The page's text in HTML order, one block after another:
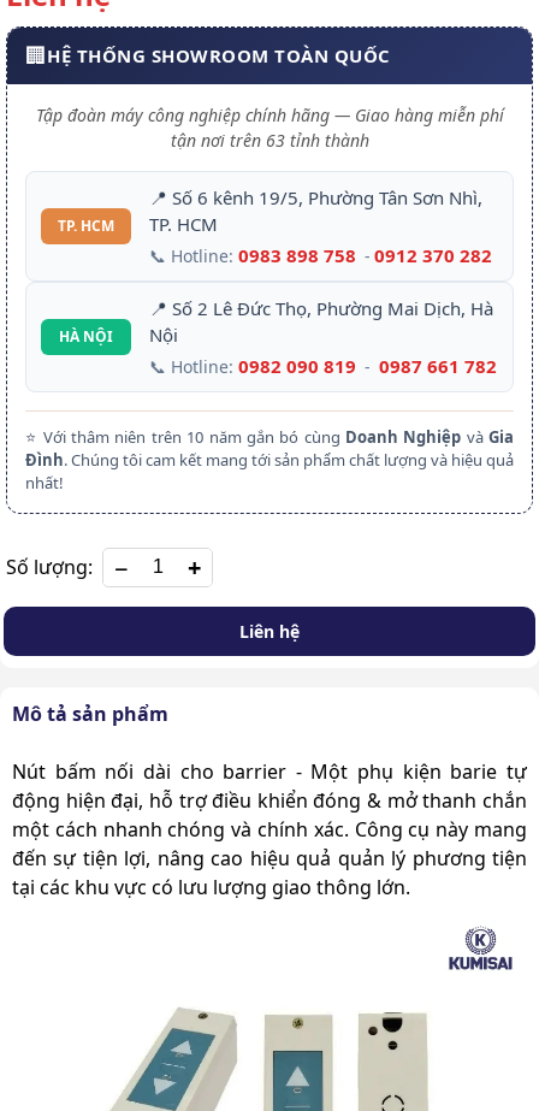
🏢HỆ THỐNG SHOWROOM TOÀN QUỐC
Tập đoàn máy công nghiệp chính hãng — Giao hàng miễn phí
tận nơi trên 63 tỉnh thành
TP. HCM
📍 Số 6 kênh 19/5, Phường Tân Sơn Nhì,
TP. HCM
📞 Hotline: 0983 898 758 - 0912 370 282
HÀ NỘI
📍 Số 2 Lê Đức Thọ, Phường Mai Dịch, Hà
Nội
📞 Hotline: 0982 090 819 - 0987 661 782
⭐ Với thâm niên trên 10 năm gắn bó cùng Doanh Nghiệp vàGia
Đình. Chúng tôi cam kết mang tới sản phẩm chất lượng và hiệu quả
nhất!
Số lượng: +
Liên hệ
Mô tả sản phẩm
Nút bấm nối dài cho barrier - Một phụ kiện barie tự
động hiện đại, hỗ trợ điều khiển đóng & mở thanh chắn
một cách nhanh chóng và chính xác. Công cụ này mang
đến sự tiện lợi, nâng cao hiệu quả quản lý phương tiện
tại các khu vực có lưu lượng giao thông lớn.